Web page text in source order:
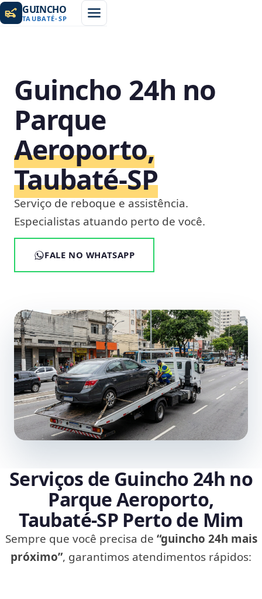
GUINCHO
TAUBATÉ-SP
Guincho 24h no
Parque
Aeroporto,
Taubaté‑SP
Serviço de reboque e assistência.
Especialistas atuando perto de você.
FALE NO WHATSAPP
Serviços de Guincho 24h no
Parque Aeroporto,
Taubaté‑SP Perto de Mim
Sempre que você precisa de “guincho 24h mais
próximo”, garantimos atendimentos rápidos: